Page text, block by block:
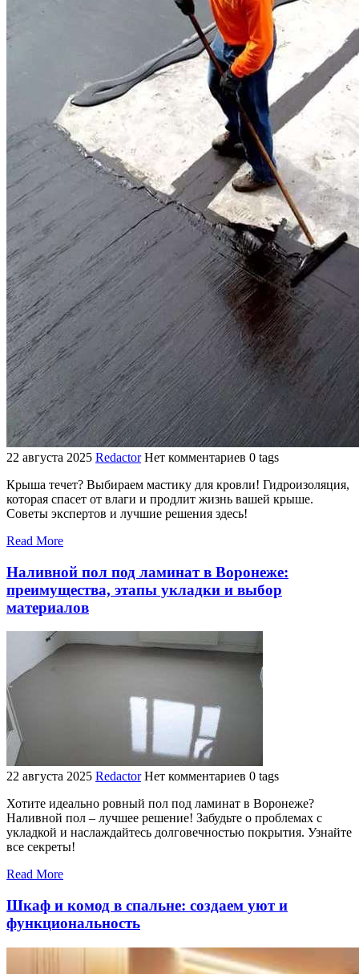
22 августа 2025 Redactor Нет комментариев 0 tags
Крыша течет? Выбираем мастику для кровли! Гидроизоляция,
которая спасет от влаги и продлит жизнь вашей крыше.
Советы экспертов и лучшие решения здесь!
Read More
Наливной пол под ламинат в Воронеже:
преимущества, этапы укладки и выбор
материалов
22 августа 2025 Redactor Нет комментариев 0 tags
Хотите идеально ровный пол под ламинат в Воронеже?
Наливной пол – лучшее решение! Забудьте о проблемах с
укладкой и наслаждайтесь долговечностью покрытия. Узнайте
все секреты!
Read More
Шкаф и комод в спальне: создаем уют и
функциональность